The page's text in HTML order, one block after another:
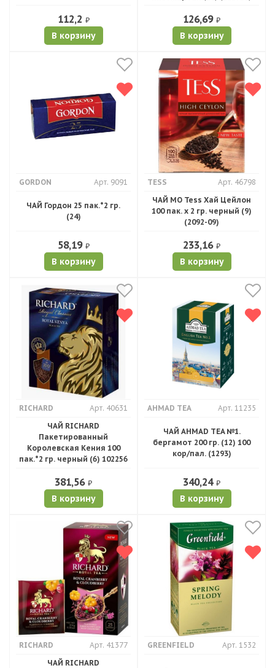
112,2 ₽
В корзину
126,69 ₽
В корзину
GORDON Арт. 9091
ЧАЙ Гордон 25 пак.*2 гр.
(24)
58,19 ₽
В корзину
TESS
Арт. 46798
ЧАЙ МО Tess Хай Цейлон
100 пак. х 2 гр. черный (9)
(2092-09)
233,16 ₽
В корзину
RICHARD
Арт. 40631
ЧАЙ RICHARD
Пакетированный
Королевская Кения 100
пак.*2 гр. черный (6) 102256
381,56 ₽
В корзину
AHMAD TEA Арт. 11235
ЧАЙ AHMAD TEA №1.
бергамот 200 гр. (12) 100
кор/пал. (1293)
340,24 ₽
В корзину
RICHARD
Арт. 41377
ЧАЙ RICHARD
GREENFIELD Арт. 1532